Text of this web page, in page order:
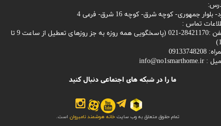
تمام حقوق متعلق به وب سایت خانه هوشمند نامبروان است.
بلوار جمهوری- کوچه شرق- کوچه 16 شرق- فرعی 4
تماس :
021 (
پاسخگویی همه روزه به جز روزهای تعطیل از ساعت 9 تا
09133748208
:
info@no1smarthome.ir
ما را در شبکه های اجتماعی دنبال کنید